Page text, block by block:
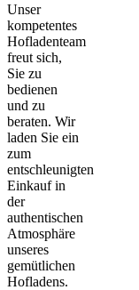
Unser
kompetentes
Hofladenteam
freut sich,
Sie zu
bedienen
und zu
beraten. Wir
laden Sie ein
zum
entschleunigten
Einkauf in
der
authentischen
Atmosphäre
unseres
gemütlichen
Hofladens.